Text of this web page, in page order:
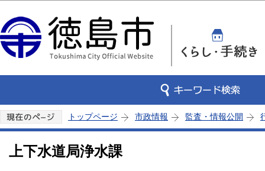
トップページ 市政情報 監査・情報公開
上下水道局浄水課